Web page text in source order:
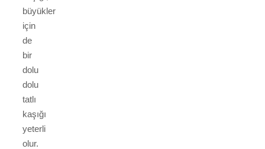
büyükler
için
de
bir
dolu
dolu
tatlı
kaşığı
yeterli
olur.